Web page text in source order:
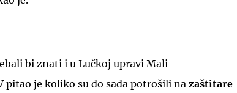
bi znati i u Lučkoj upravi Mali
pitao je koliko su do sada potrošili na zaštitare